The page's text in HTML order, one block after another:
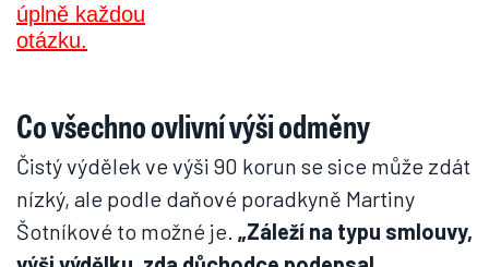
Co všechno ovlivní výši odměny
Čistý výdělek ve výši 90 korun se sice může zdát
nízký, ale podle daňové poradkyně Martiny
Šotníkové to možné je. „Záleží na typu smlouvy,